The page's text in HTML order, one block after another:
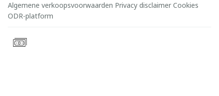
Algemene verkoopsvoorwaarden Privacy disclaimer Cookies
ODR-platform